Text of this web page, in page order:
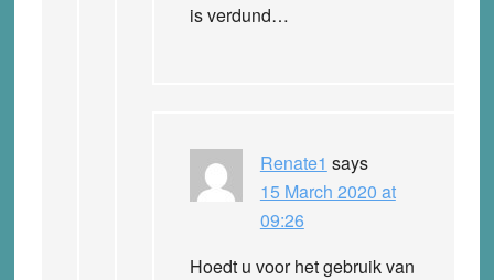
is verdund…
Renate1 says
15 March 2020 at
09:26
Hoedt u voor het gebruik van